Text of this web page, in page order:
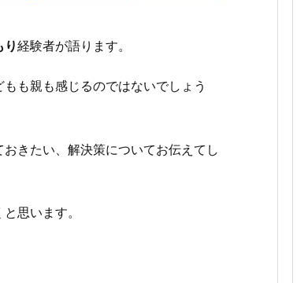
経験者が語ります。
も親も感じるのではないでしょう
きたい、解決策についてお伝えてし
思います。